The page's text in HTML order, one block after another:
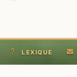
LEXIQUE